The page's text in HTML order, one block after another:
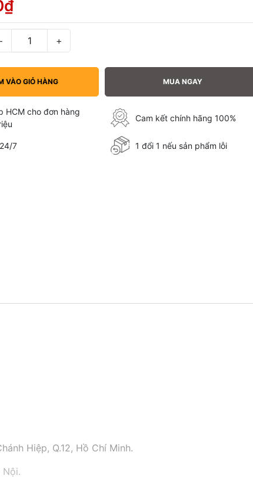
+
VÀO GIỎ HÀNG MUA NGAY
HCM cho đơn hàng
Cam kết chính hãng 100%
7 1 đổi 1 nếu sản phẩm lỗi
Hiệp, Q.12, Hồ Chí Minh.
Nội.